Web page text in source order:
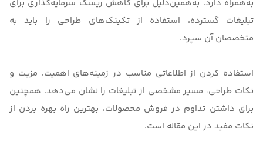
به‌همراه دارد. به‌همین‌دلیل برای کاهش ریسک سرمایه‌گذاری برای
تبلیغات گسترده، استفاده از تکینک‌های طراحی را باید به
متخصصان آن سپرد.
استفاده کردن از اطلاعاتی مناسب در زمینه‌های اهمیت، مزیت و
نکات طراحی، مسیر مشخصی از تبلیغات را نشان می‌دهد. همچنین
برای داشتن تداوم در فروش محصولات، بهترین راه بهره بردن از
نکات مفید در این مقاله است.